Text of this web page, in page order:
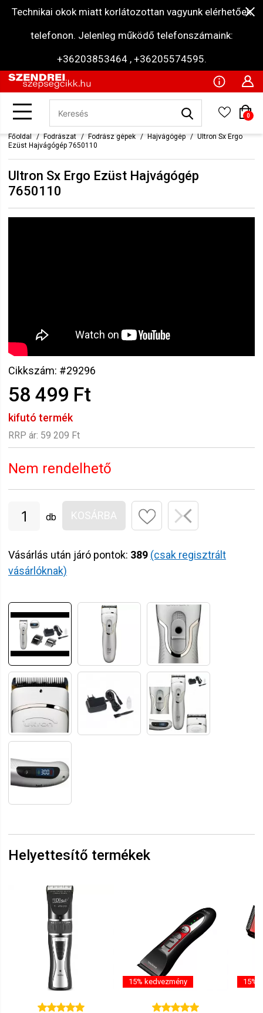
Technikai okok miatt korlátozottan vagyunk elérhetőek
telefonon. Jelenleg működő telefonszámaink:
+36203853464 , +36205574595.
0
Főoldal Fodrászat Fodrász gépek Hajvágógép
Ultron Sx Ergo
Ezüst Hajvágógép 7650110
Ultron Sx Ergo Ezüst Hajvágógép
7650110
Cikkszám: #29296
58 499 Ft
kifutó termék
RRP ár: 59 209 Ft
Nem rendelhető
db KOSÁRBA
Vásárlás után járó pontok: 389 (csak regisztrált
vásárlóknak)
Helyettesítő termékek
15% kedvezmény 15%